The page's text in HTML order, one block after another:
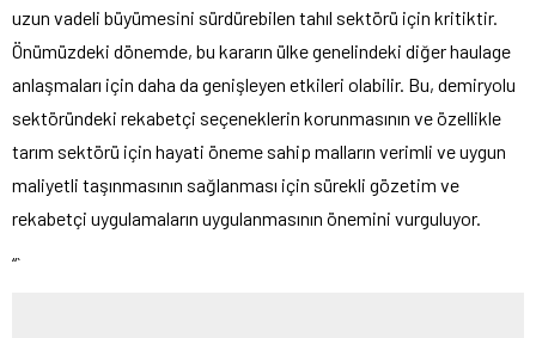
uzun vadeli büyümesini sürdürebilen tahıl sektörü için kritiktir.
Önümüzdeki dönemde, bu kararın ülke genelindeki diğer haulage
anlaşmaları için daha da genişleyen etkileri olabilir. Bu, demiryolu
sektöründeki rekabetçi seçeneklerin korunmasının ve özellikle
tarım sektörü için hayati öneme sahip malların verimli ve uygun
maliyetli taşınmasının sağlanması için sürekli gözetim ve
rekabetçi uygulamaların uygulanmasının önemini vurguluyor.
“`